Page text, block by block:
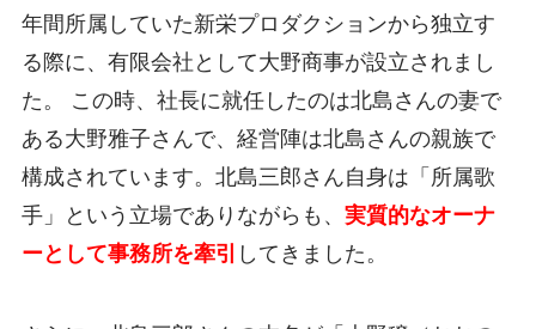
年間所属していた新栄プロダクションから独立す
る際に、有限会社として大野商事が設立されまし
た。 この時、社長に就任したのは北島さんの妻で
ある大野雅子さんで、経営陣は北島さんの親族で
構成されています。北島三郎さん自身は「所属歌
手」という立場でありながらも、 実質的なオーナ
ーとして事務所を牽引 してきました。